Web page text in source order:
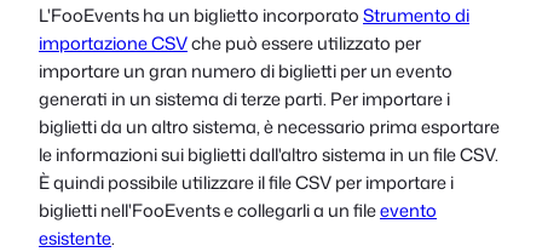
Czech
Greek
L'FooEvents ha un biglietto incorporatoStrumento di
importazione CSVche può essere utilizzato per
importare un gran numero di biglietti per un evento
generati in un sistema di terze parti. Per importare i
biglietti da un altro sistema, è necessario prima esportare
le informazioni sui biglietti dall'altro sistema in un file CSV.
È quindi possibile utilizzare il file CSV per importare i
biglietti nell'FooEvents e collegarli a un fileevento
esistente.